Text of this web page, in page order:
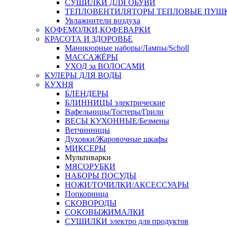
СУШИЛКИ ДЛЯ ОБУВИ
ТЕПЛОВЕНТИЛЯТОРЫ ТЕПЛОВЫЕ
Увлажнители воздуха
КОФЕМОЛКИ,КОФЕВАРКИ
КРАСОТА И ЗДОРОВЬЕ
Маникюрные наборы/Лампы/Scholl
МАССАЖЁРЫ
УХОД за ВОЛОСАМИ
КУЛЕРЫ ДЛЯ ВОДЫ
КУХНЯ
БЛЕНДЕРЫ
БЛИННИЦЫ электрические
Вафельницы/Тостеры/Грили
ВЕСЫ КУХОННЫЕ/Безмены
Ветчинницы
Духовки/Жаровочные шкафы
МИКСЕРЫ
Мультиварки
МЯСОРУБКИ
НАБОРЫ ПОСУДЫ
НОЖИ/ТОЧИЛКИ/АКСЕССУАРЫ
Попкорница
СКОВОРОДЫ
СОКОВЫЖИМАЛКИ
СУШИЛКИ электро для продуктов